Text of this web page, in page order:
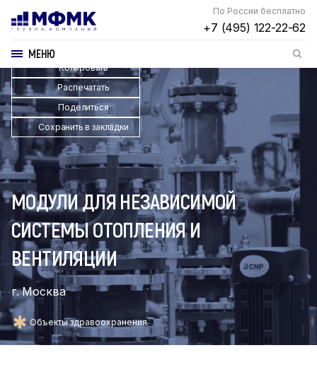
По России бесплатно
+7 (495) 122-22-62
МЕНЮ
Копировать
Распечатать
Поделиться
Сохранить в закладки
МОДУЛИ ДЛЯ НЕЗАВИСИМОЙ
СИСТЕМЫ ОТОПЛЕНИЯ И
ВЕНТИЛЯЦИИ
г. Москва
Объекты здравоохранения